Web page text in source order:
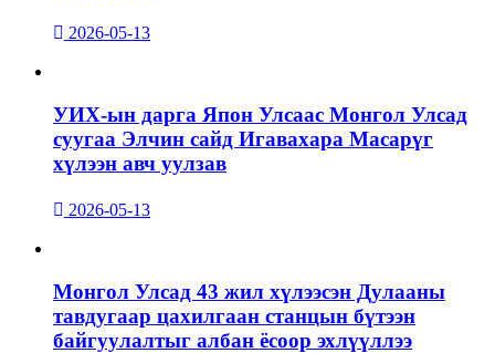
2026-05-13
УИХ-ын дарга Япон Улсаас Монгол Улсад
суугаа Элчин сайд Игавахара Масарүг
хүлээн авч уулзав
2026-05-13
Монгол Улсад 43 жил хүлээсэн Дулааны
тавдугаар цахилгаан станцын бүтээн
байгуулалтыг албан ёсоор эхлүүллээ